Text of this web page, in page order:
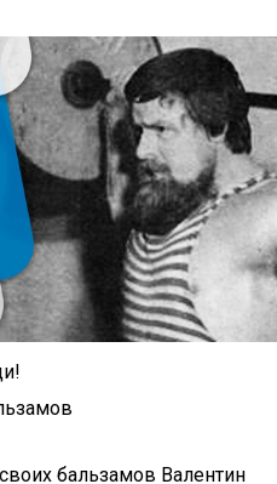
бальзамов Валентин